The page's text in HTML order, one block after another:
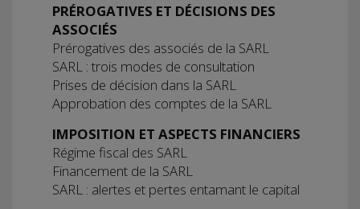
PRÉROGATIVES ET DÉCISIONS DES
ASSOCIÉS
Prérogatives des associés de la SARL
SARL : trois modes de consultation
Prises de décision dans la SARL
Approbation des comptes de la SARL
IMPOSITION ET ASPECTS FINANCIERS
Régime fiscal des SARL
Financement de la SARL
SARL : alertes et pertes entamant le capital